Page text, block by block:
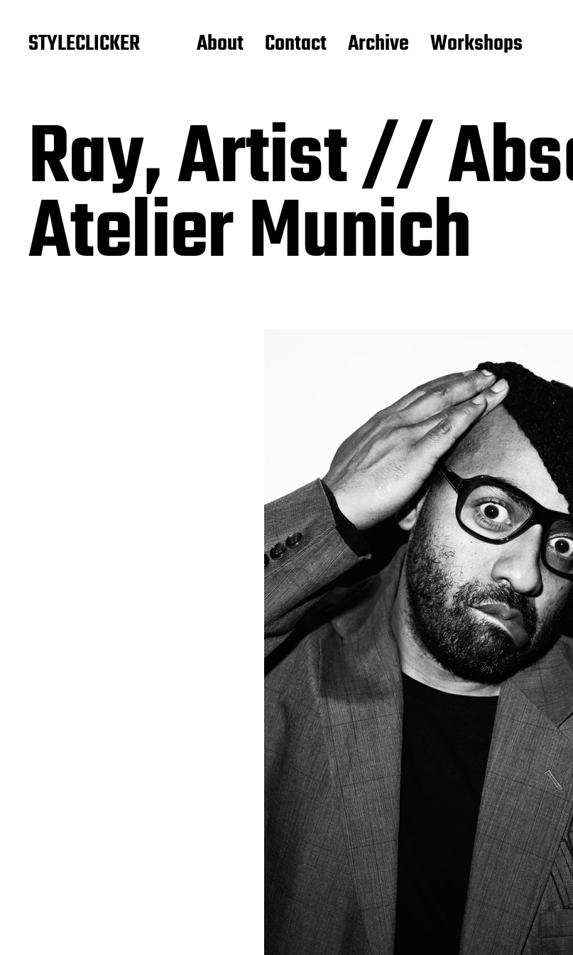
STYLECLICKER About Contact Archive Workshops
Ray, Artist //
Atelier Munich